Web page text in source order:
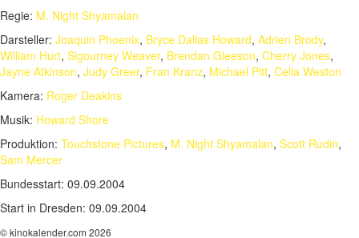
Regie: M. Night Shyamalan
Darsteller: Joaquin Phoenix, Bryce Dallas Howard, Adrien Brody,
William Hurt, Sigourney Weaver, Brendan Gleeson, Cherry Jones,
Jayne Atkinson, Judy Greer, Fran Kranz, Michael Pitt, Celia Weston
Kamera: Roger Deakins
Musik: Howard Shore
Produktion: Touchstone Pictures, M. Night Shyamalan, Scott Rudin,
Sam Mercer
Bundesstart: 09.09.2004
Start in Dresden: 09.09.2004
© kinokalender.com 2026